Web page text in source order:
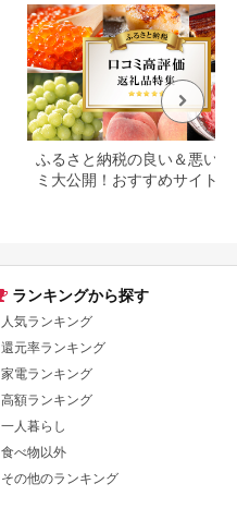
ふるさと納税の良い＆悪い口
ミ大公開！おすすめサイトと
ランキングから探す
人気ランキング
還元率ランキング
家電ランキング
高額ランキング
一人暮らし
食べ物以外
その他のランキング